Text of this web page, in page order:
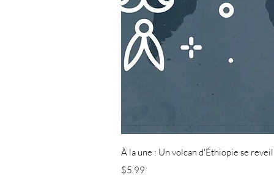
Quick
À la une : Un volcan d'Éthiopie se
Price
$5.99